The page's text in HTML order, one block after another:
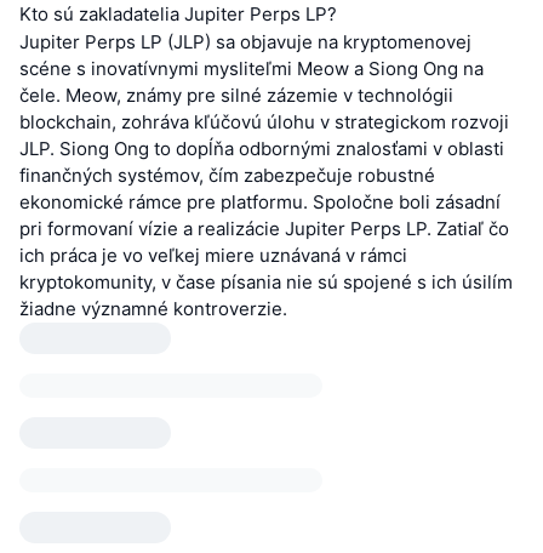
Kto sú zakladatelia Jupiter Perps LP?
Jupiter Perps LP (JLP) sa objavuje na kryptomenovej
scéne s inovatívnymi mysliteľmi Meow a Siong Ong na
čele. Meow, známy pre silné zázemie v technológii
blockchain, zohráva kľúčovú úlohu v strategickom rozvoji
JLP. Siong Ong to dopĺňa odbornými znalosťami v oblasti
finančných systémov, čím zabezpečuje robustné
ekonomické rámce pre platformu. Spoločne boli zásadní
pri formovaní vízie a realizácie Jupiter Perps LP. Zatiaľ čo
ich práca je vo veľkej miere uznávaná v rámci
kryptokomunity, v čase písania nie sú spojené s ich úsilím
žiadne významné kontroverzie.